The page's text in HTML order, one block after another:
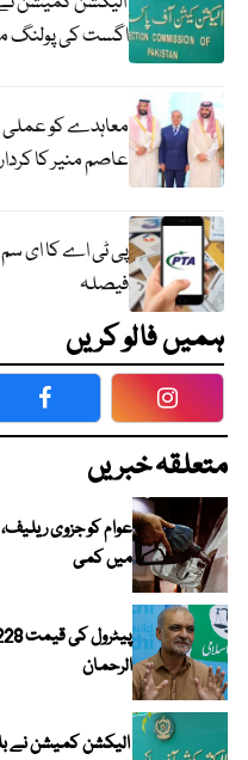
اگست کی پولنگ
معاہدے کو عملی
عاصم منیر کا
پی ٹی اے کا ای سم
فیصلہ
ہمیں فالو کریں
Facebook
متعلقہ خبریں
عوام کو جزوی
میں کمی
الرحمان